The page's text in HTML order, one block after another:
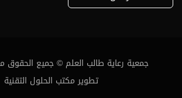
جمعية رعاية طالب العلم © جميع الحقوق
تطوير مكتب الحلول التقنية